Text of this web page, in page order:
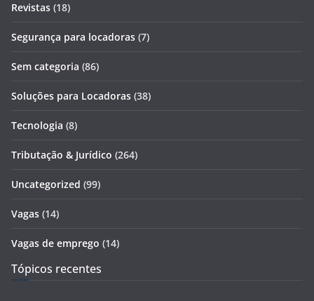
Revistas (18)
Segurança para locadoras (7)
Sem categoria (86)
Soluções para Locadoras (38)
Tecnologia (8)
Tributação & Jurídico (264)
Uncategorized (99)
Vagas (14)
Vagas de emprego (14)
Tópicos recentes